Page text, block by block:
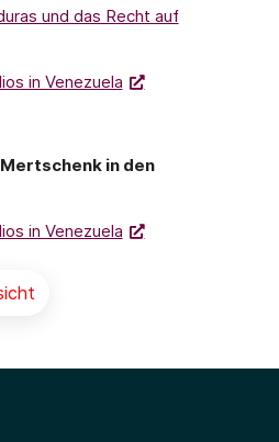
und das Recht auf
in Venezuela
in den
in Venezuela